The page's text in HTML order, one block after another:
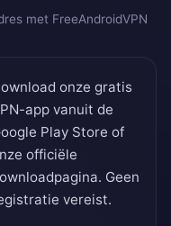
met FreeAndroidVPN
onze gratis
app vanuit de
Play Store of
officiële
. Geen
vereist.